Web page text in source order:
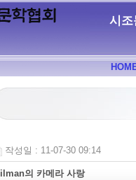
시조
작성일 : 11-07-30 09:14
ilman의 카메라 사랑